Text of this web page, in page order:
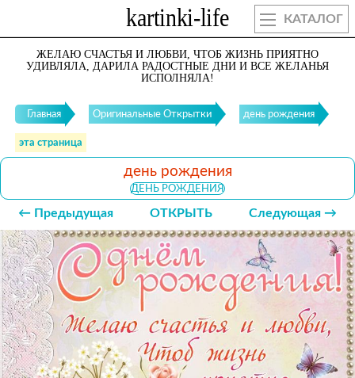
КАТАЛОГ
ЖЕЛАЮ СЧАСТЬЯ И ЛЮБВИ, ЧТОБ ЖИЗНЬ ПРИЯТНО
УДИВЛЯЛА, ДАРИЛА РАДОСТНЫЕ ДНИ И ВСЕ ЖЕЛАНЬЯ
ИСПОЛНЯЛА!
Главная Оригинальные Открытки день рождения
эта страница
день рождения
ДЕНЬ РОЖДЕНИЯ
← Предыдущая ОТКРЫТЬ Следующая →